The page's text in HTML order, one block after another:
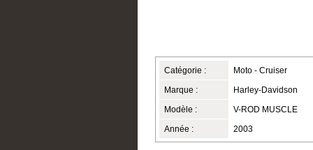
Catégorie : Moto - Cruiser
Marque : Harley-Davidson
Modèle : V-ROD MUSCLE
Année : 2003